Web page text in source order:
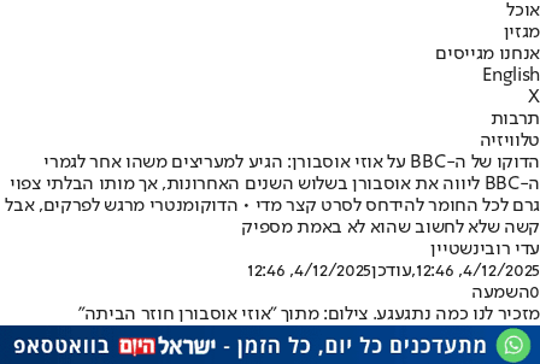
אוכל
מגזין
אנחנו מגייסים
English
X
תרבות
טלוויזיה
הדוקו של ה-BBC על אוזי אוסבורן: הגיע למעריצים משהו אחר לגמרי
ה-BBC ליווה את אוסבורן בשלוש השנים האחרונות, אך מותו הבלתי צפוי
גרם לכל החומר להידחס לסרט קצר מדי • הדוקומנטרי מרגש לפרקים, אבל
קשה שלא לחשוב שהוא לא באמת מספיק
עדי רובינשטיין
4/12/2025, 12:46
,עודכן4/12/2025, 12:46
0השמעה
מזכיר לנו כמה נתגעגע. צילום: מתוך "אוזי אוסבורן חוזר הביתה"